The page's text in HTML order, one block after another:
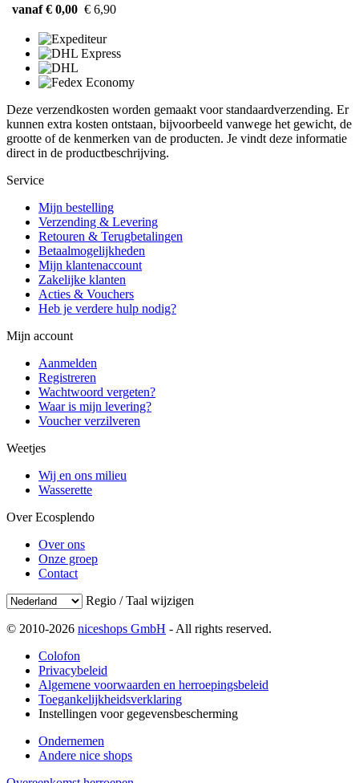
vanaf € 0,00 € 6,90
Deze verzendkosten worden gemaakt voor standaardverzending. Er
kunnen extra kosten ontstaan, bijvoorbeeld vanwege het gewicht, de
grootte of de kenmerken van de producten. Je vindt deze informatie
direct in de productbeschrijving.
Service
Mijn bestelling
Verzending & Levering
Retouren & Terugbetalingen
Betaalmogelijkheden
Mijn klantenaccount
Zakelijke klanten
Acties & Vouchers
Heb je verdere hulp nodig?
Mijn account
Aanmelden
Registreren
Wachtwoord vergeten?
Waar is mijn levering?
Voucher verzilveren
Weetjes
Wij en ons milieu
Wasserette
Over Ecosplendo
Over ons
Onze groep
Contact
Regio / Taal wijzigen
© 2010-2026 niceshops GmbH - All rights reserved.
Colofon
Privacybeleid
Algemene voorwaarden en herroepingsbeleid
Toegankelijkheidsverklaring
Instellingen voor gegevensbescherming
Ondernemen
Andere nice shops